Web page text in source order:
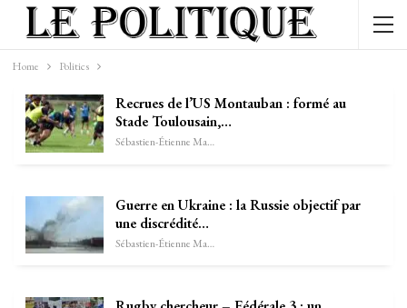
Home Politics
Recrues de l’US Montauban : formé au
Stade Toulousain,…
Sébastien-Étienne Marechal
Guerre en Ukraine : la Russie objectif par
une discrédité…
Sébastien-Étienne Marechal